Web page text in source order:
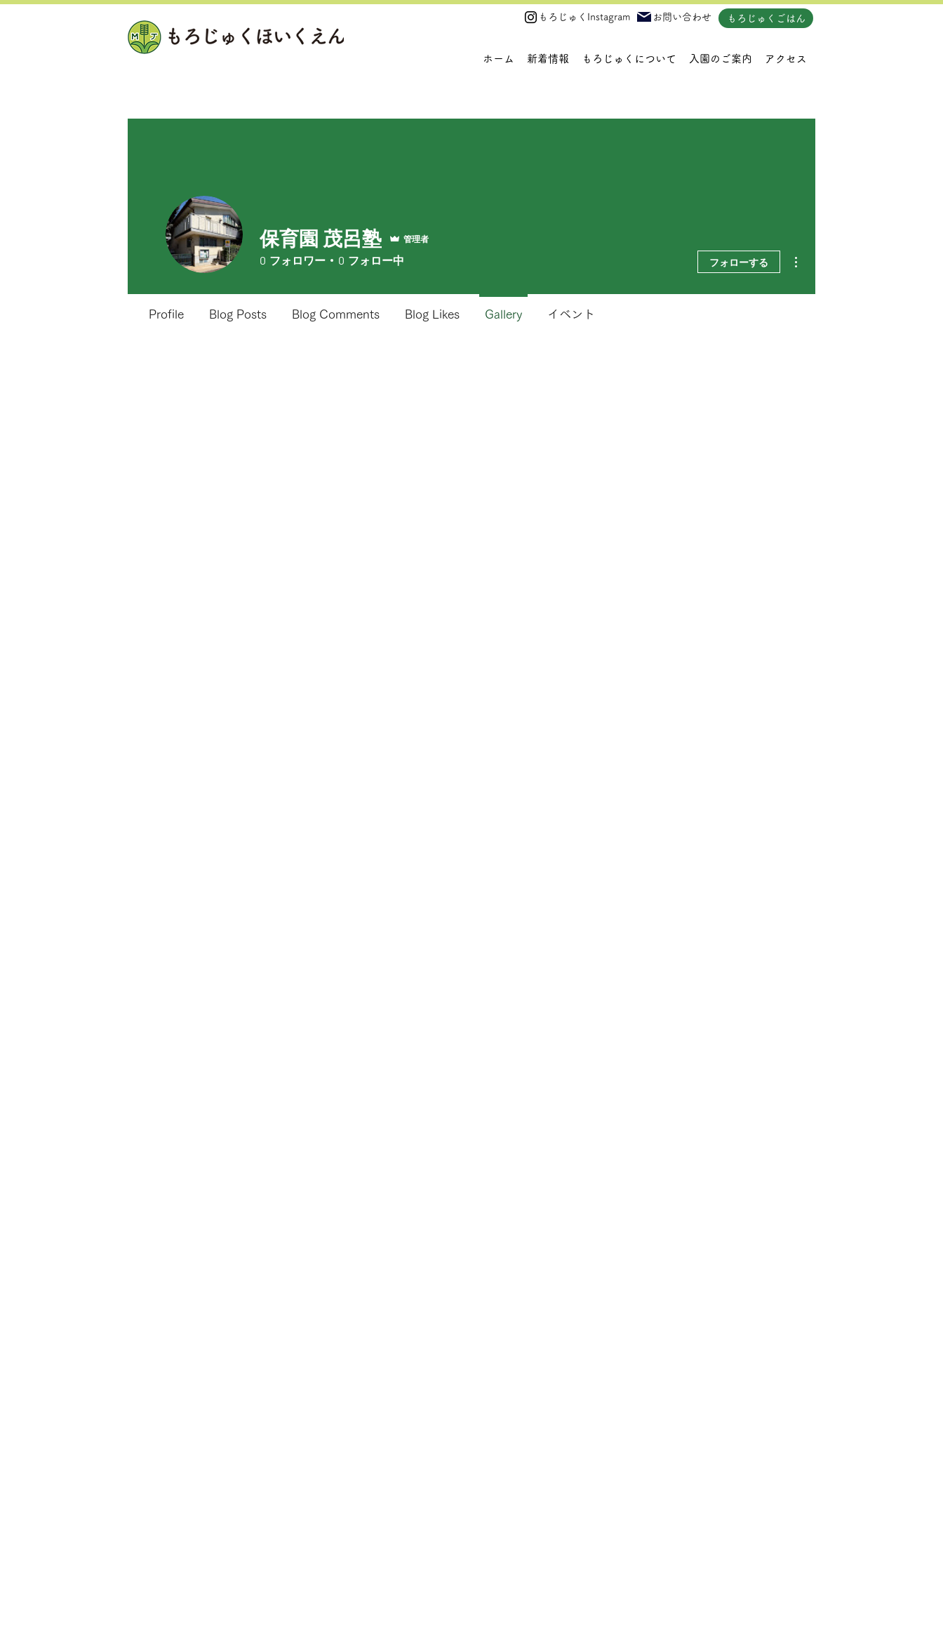
​もろじゅくInstagram お問い合わせ もろじゅくごはん
ホーム 新着情報 もろじゅくについて 入園のご案内 アクセス
保育園 茂呂塾 管理者
0 フォロワー 0 フォロー中 フォローする
Profile Blog Posts Blog Comments Blog Likes Gallery イベント